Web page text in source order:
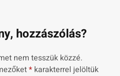
hozzászólás?
nem tesszük közzé.
* karakterrel jelöltük